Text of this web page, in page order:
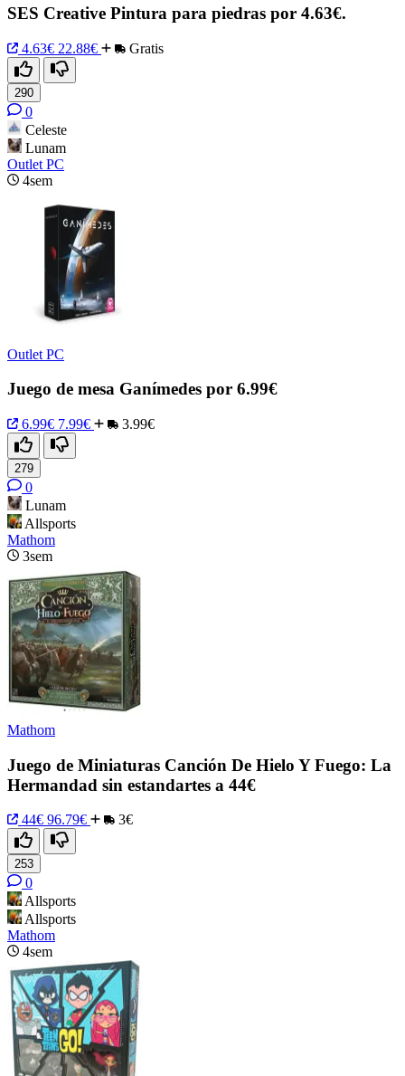
SES Creative Pintura para piedras por 4.63€.
4.63€ 22.88€ Gratis
290
0
Celeste
Lunam
Outlet PC
4sem
Outlet PC
Juego de mesa Ganímedes por 6.99€
6.99€ 7.99€ 3.99€
279
0
Lunam
Allsports
Mathom
3sem
Mathom
Juego de Miniaturas Canción De Hielo Y Fuego: La
Hermandad sin estandartes a 44€
44€ 96.79€ 3€
253
0
Allsports
Allsports
Mathom
4sem